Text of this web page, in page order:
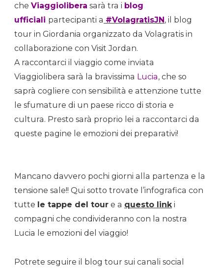
che Viaggiolibera sarà tra i blog
ufficiali partecipanti a #VolagratisJN, il blog
tour in Giordania organizzato da Volagratis in
collaborazione con Visit Jordan.
A raccontarci il viaggio come inviata
Viaggiolibera sarà la bravissima Lucia, che so
saprà cogliere con sensibilità e attenzione tutte
le sfumature di un paese ricco di storia e
cultura. Presto sarà proprio lei a raccontarci da
queste pagine le emozioni dei preparativi!
Mancano davvero pochi giorni alla partenza e la
tensione sale!! Qui sotto trovate l’infografica con
tutte le tappe del tour e a questo link i
compagni che condivideranno con la nostra
Lucia le emozioni del viaggio!
Potrete seguire il blog tour sui canali social